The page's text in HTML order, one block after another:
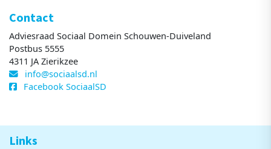
Contact
Adviesraad Sociaal Domein Schouwen-Duiveland
Postbus 5555
4311 JA Zierikzee
info@sociaalsd.nl
Facebook SociaalSD
Links